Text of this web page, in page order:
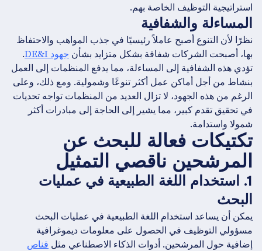
استراتيجية التوظيف الخاصة بهم.
المساءلة والشفافية
نظرًا لأن التنوع أصبح عاملاً رئيسيًا في جذب المواهب والاحتفاظ
بها، أصبحت الشركات شفافة بشكل متزايد بشأنجهود DE&I
.
تؤدي هذه الشفافية إلى المساءلة، مما يدفع المنظمات إلى العمل
بنشاط من أجل أماكن عمل أكثر تنوعًا وشمولية. ومع ذلك، وعلى
الرغم من هذه الجهود، لا تزال العديد من المنظمات تواجه تحديات
في تحقيق تقدم كبير، مما يشير إلى الحاجة إلى مبادرات أكثر
شمولا واستدامة.
تكتيكات فعالة للبحث عن
المرشحين ناقصي التمثيل
1. استخدام اللغة الطبيعية في عمليات
البحث
يمكن أن يساعد استخدام اللغة الطبيعية في عمليات البحث
مسؤولي التوظيف في الحصول على معلومات ديموغرافية
إضافية حول المرشحين. أدوات الذكاء الاصطناعي مثلقناص